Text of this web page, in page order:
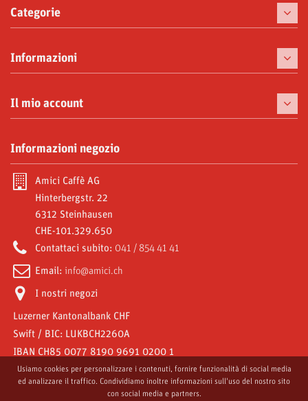
Categorie
Caffè
Macchine da caffè
Tazzine
Moke e Accessori
Abbonamenti
Amici World
Informazioni
Il mio account
I miei ordini
Le mie note di credito
I miei indirizzi
Le mie informazioni personali
I miei buoni
Informazioni negozio
Amici Caffè AG
Hinterbergstr. 22
6312 Steinhausen
CHE-101.329.650
Contattaci subito: 041 / 854 41 41
Email: info@amici.ch
I nostri negozi
Luzerner Kantonalbank CHF
Swift / BIC: LUKBCH2260A
IBAN CH85 0077 8190 9691 0200 1
Usiamo cookies per personalizzare i contenuti, fornire funzionalità di social media
ed analizzare il traffico. Condividiamo inoltre informazioni sull'uso del nostro sito
con social media e partners.